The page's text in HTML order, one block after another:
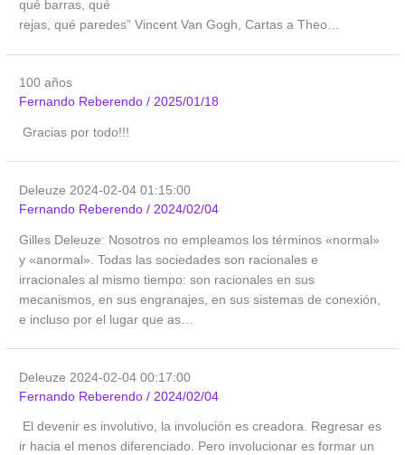
qué barras, qué
rejas, qué paredes” Vincent Van Gogh, Cartas a Theo…
100 años
Fernando Reberendo/2025/01/18
Gracias por todo!!!
Deleuze 2024-02-04 01:15:00
Fernando Reberendo/ 2024/02/04
Gilles Deleuze: Nosotros no empleamos los términos «normal»
y «anormal». Todas las sociedades son racionales e
irracionales al mismo tiempo: son racionales en sus
mecanismos, en sus engranajes, en sus sistemas de conexión,
e incluso por el lugar que as…
Deleuze 2024-02-04 00:17:00
Fernando Reberendo/ 2024/02/04
El devenir es involutivo, la involución es creadora. Regresar es
ir hacia el menos diferenciado. Pero involucionar es formar un